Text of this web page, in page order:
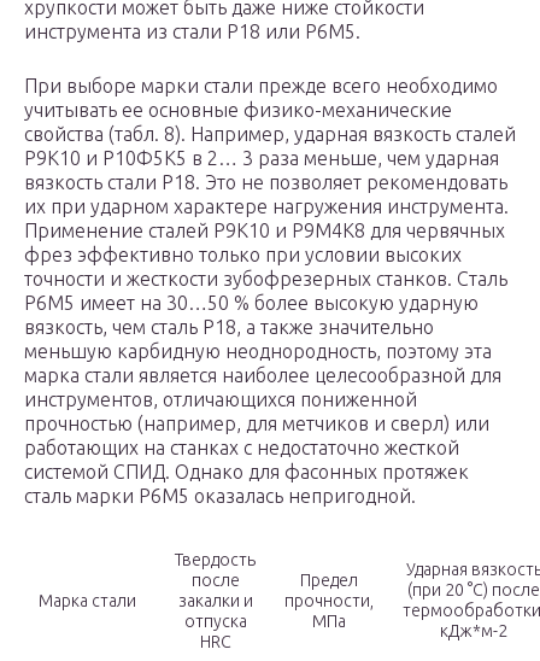
хрупкости может быть даже ниже стойкости
инструмента из стали Р18 или Р6М5.
При выборе марки стали прежде всего необходимо
учитывать ее основные физико-механические
свойства (табл. 8). Например, ударная вязкость сталей
Р9К10 и Р10Ф5К5 в 2… 3 раза меньше, чем ударная
вязкость стали Р18. Это не позволяет рекомендовать
их при ударном характере нагружения инструмента.
Применение сталей Р9К10 и Р9М4К8 для червячных
фрез эффективно только при условии высоких
точности и жесткости зубофрезерных станков. Сталь
Р6М5 имеет на 30…50 % более высокую ударную
вязкость, чем сталь Р18, а также значительно
меньшую карбидную неоднородность, поэтому эта
марка стали является наиболее целесообразной для
инструментов, отличающихся пониженной
прочностью (например, для метчиков и сверл) или
работающих на станках с недостаточно жесткой
системой СПИД. Однако для фасонных протяжек
сталь марки Р6М5 оказалась непригодной.
Марка стали
Твердость
после
закалки и
отпуска
HRC
Предел
прочности,
МПа
Ударная
(при 20 °С) после
кДж*м-2